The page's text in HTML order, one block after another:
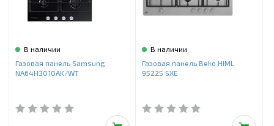
В наличии
Газовая панель Samsung
NA64H3010AK/WT
В наличии
Газовая панель Beko HIML
95225 SXE